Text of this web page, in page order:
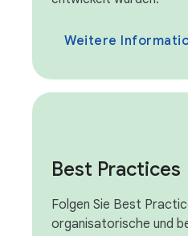
Weitere Informationen
Best Practices
Folgen Sie Best
organisatorische und